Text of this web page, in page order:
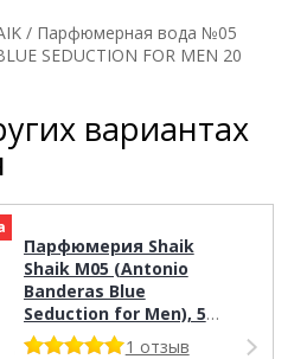
/ Парфюмерная вода №05
SEDUCTION FOR MEN 20
вариантах
Парфюмерия Shaik
Shaik M05 (Antonio
Banderas Blue
Seduction for Men), 50
ml NEW
1 отзыв